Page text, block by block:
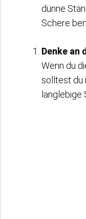
dünne
Schere
Denke an
Wenn du
solltest du
langlebige